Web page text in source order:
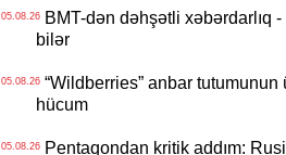
05.08.26BMT-dən dəhşətli xəbərdarlıq
bilər
05.08.26“Wildberries” anbar tutumunun
hücum
05.08.26Pentaqondan kritik addım: